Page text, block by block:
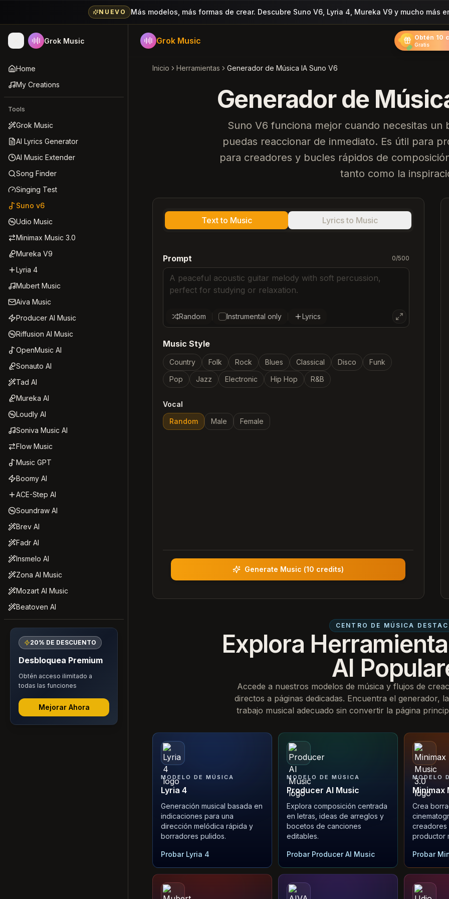
NUEVO Más modelos, más formas de crear. Descubre Suno V6, Lyria 4, Mureka V9 y mucho más
Grok Music
Home
My Creations
Tools
Grok Music
AI Lyrics Generator
AI Music Extender
Song Finder
Singing Test
Suno v6
Udio Music
Minimax Music 3.0
Mureka V9
Lyria 4
Mubert Music
Aiva Music
Producer AI Music
Riffusion AI Music
OpenMusic AI
Sonauto AI
Tad AI
Mureka AI
Loudly AI
Soniva Music AI
Flow Music
Music GPT
Boomy AI
ACE-Step AI
Soundraw AI
Brev AI
Fadr AI
Insmelo AI
Zona AI Music
Mozart AI Music
Beatoven AI
20% DE DESCUENTO
Desbloquea Premium
Obtén acceso ilimitado a
todas las funciones
Mejorar Ahora
Grok Music Obtén 10
Gratis
Inicio Herramientas Generador de Música IA Suno V6
Generador de
Suno V6 funciona mejor cuando necesitas un
puedas reaccionar de inmediato. Es útil para
para creadores y bucles rápidos de
tanto como la
Text to Music Lyrics to Music
Prompt 0/500
Random Instrumental only Lyrics
Music Style
Country Folk Rock Blues Classical Disco
Funk
Pop
Jazz Electronic Hip Hop R&B
Vocal
Random
Male Female
Generate Music (10 credits)
CENTRO DE MÚSICA
Explora
AI
Accede a nuestros modelos de música y flujos de
directos a páginas dedicadas. Encuentra el generador,
trabajo musical adecuado sin convertir la página
MODELO DE MÚSICA
Lyria 4
Generación musical basada en
indicaciones para una
dirección melódica rápida y
borradores pulidos.
Probar Lyria 4
MODELO DE MÚSICA
Producer AI Music
Explora composición centrada
en letras, ideas de arreglos y
bocetos de canciones
editables.
Probar Producer AI Music
MODELO
Minimax
Crea
creadores
productor
Probar